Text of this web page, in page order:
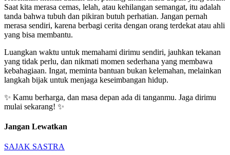
Saat kita merasa cemas, lelah, atau kehilangan semangat, itu adalah
tanda bahwa tubuh dan pikiran butuh perhatian. Jangan pernah
merasa sendiri, karena berbagi cerita dengan orang terdekat atau ahli
yang bisa membantu.
Luangkan waktu untuk memahami dirimu sendiri, jauhkan tekanan
yang tidak perlu, dan nikmati momen sederhana yang membawa
kebahagiaan. Ingat, meminta bantuan bukan kelemahan, melainkan
langkah bijak untuk menjaga keseimbangan hidup.
✨ Kamu berharga, dan masa depan ada di tanganmu. Jaga dirimu
mulai sekarang! ✨
Jangan Lewatkan
SAJAK SASTRA